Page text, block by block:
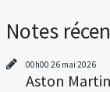
Notes
00h00 26 mai 2026
Aston